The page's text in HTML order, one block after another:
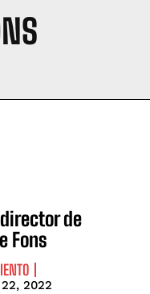
de
Fons
2022